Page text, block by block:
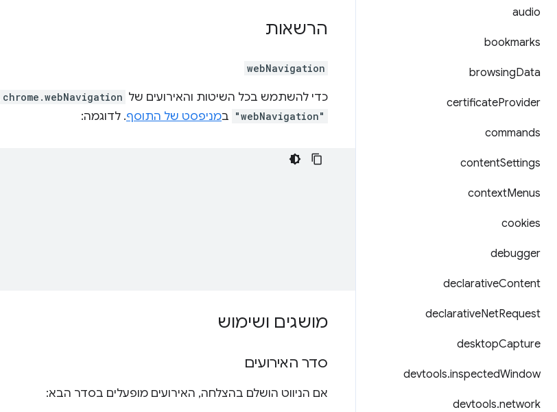
audio
bookmarks
browsingData
certificateProvider
commands
contentSettings
contextMenus
cookies
debugger
declarativeContent
declarativeNetRequest
desktopCapture
devtools.inspectedWindow
devtools.network
הרשאות
webNavigation
כדי להשתמש בכל השיטות והאירועים של chrome.webNavigation
"webNavigation" במניפסט של התוסף. לדוגמה:
מושגים ושימוש
סדר האירועים
אם הניווט הושלם בהצלחה, האירועים מופעלים בסדר הבא: